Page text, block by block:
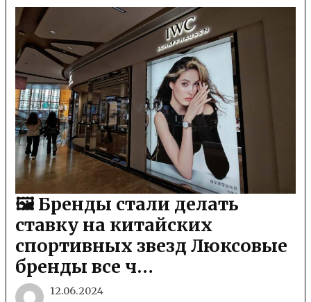
🖼 Бренды стали делать
ставку на китайских
спортивных звезд Люксовые
бренды все ч…
12.06.2024